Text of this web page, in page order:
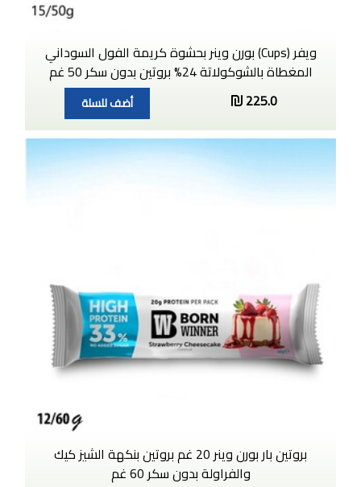
ويفر (Cups) بورن وينر بحشوة كريمة الفول السوداني
المغطاة بالشوكولاتة 24% بروتين بدون سكر 50 غم
225.0
أضف للسلة
بروتين بار بورن وينر 20 غم بروتين بنكهة الشيز كيك
والفراولة بدون سكر 60 غم